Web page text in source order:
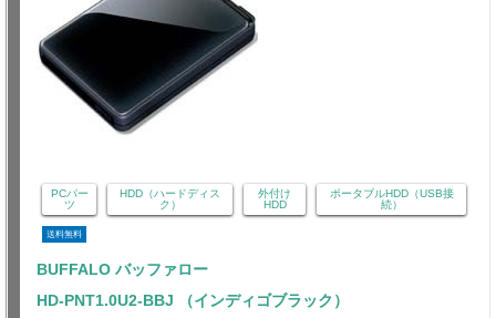
PCパー
ツ
HDD（ハードディス
ク）
外付け
HDD
ポータブルHDD（USB接
続）
送料無料
BUFFALO バッファロー
HD-PNT1.0U2-BBJ （インディゴブラック）